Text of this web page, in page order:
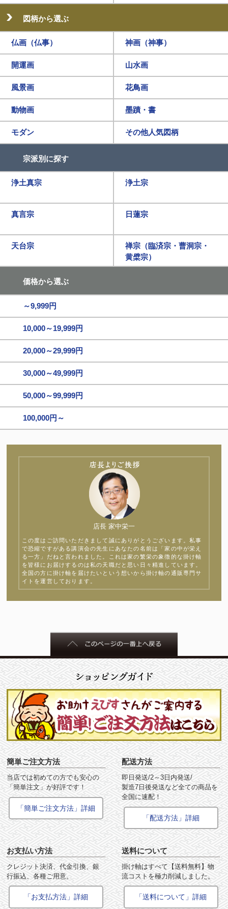
図柄から選ぶ
仏画（仏事） 神画（神事）
開運画 山水画
風景画 花鳥画
動物画 墨蹟・書
モダン その他人気図柄
宗派別に探す
浄土真宗 浄土宗
真言宗 日蓮宗
天台宗
禅宗（臨済宗・曹洞宗・
黄檗宗）
価格から選ぶ
～9,999円
10,000～19,999円
20,000～29,999円
30,000～49,999円
50,000～99,999円
100,000円～
店長 家中栄一
この度はご訪問いただきまして誠にありがとうございます。私事
で恐縮ですがある講演会の先生にあなたの名前は「家の中が栄え
る一方」だねと言われました。これは家の繁栄の象徴的な掛け軸
を皆様にお届けするのは私の天職だと思い日々精進しています。
全国の方に掛け軸を届けたいという想いから掛け軸の通販専門サ
イトを運営しております。
簡単ご注文方法
当店では初めての方でも安心の
「簡単注文」が好評です！
「簡単ご注文方法」詳細
配送方法
即日発送/2～3日内発送/
製造7日後発送など全ての商品を
全国に速配！
「配送方法」詳細
お支払い方法
クレジット決済、代金引換、銀
行振込、各種ご用意。
「お支払方法」詳細
送料について
掛け軸はすべて【送料無料】物
流コストを極力削減しました。
「送料について」詳細